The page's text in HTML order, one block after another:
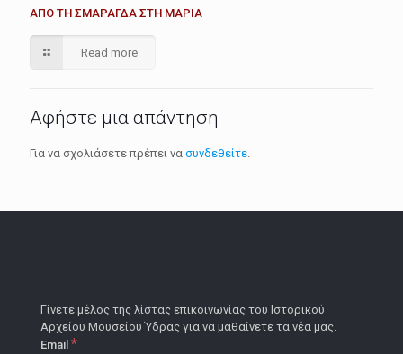
ΑΠΟ ΤΗ ΣΜΑΡΑΓΔΑ ΣΤΗ ΜΑΡΙΑ
Read more
Αφήστε μια απάντηση
Για να σχολιάσετε πρέπει να συνδεθείτε.
Γίνετε μέλος της λίστας επικοινωνίας του Ιστορικού
Αρχείου Μουσείου Ύδρας για να μαθαίνετε τα νέα μας.
Email *